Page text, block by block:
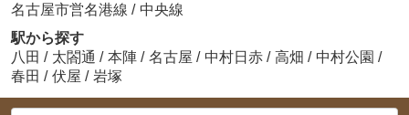
名古屋市営名港線 / 中央線
駅から探す
八田 / 太閤通 / 本陣 / 名古屋 / 中村日赤 / 高畑 / 中村公園 /
春田 / 伏屋 / 岩塚